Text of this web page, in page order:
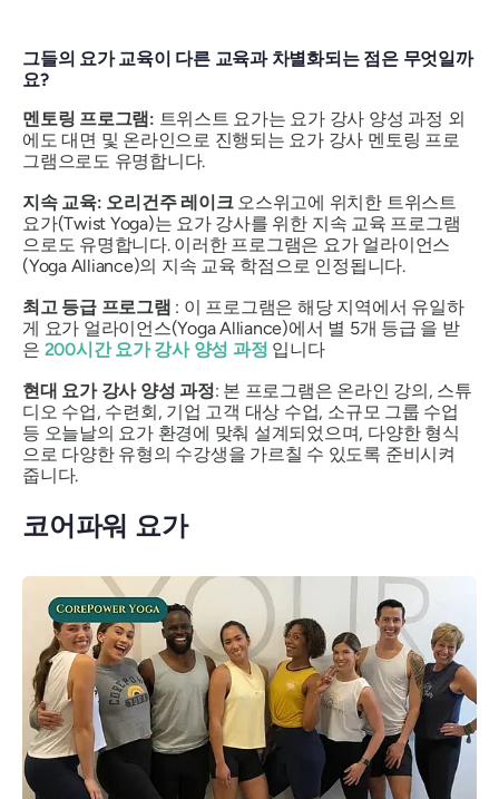
그들의 요가 교육이 다른 교육과 차별화되는 점은 무엇일까
요?
멘토링 프로그램: 트위스트 요가는 요가 강사 양성 과정 외
에도 대면 및 온라인으로 진행되는 요가 강사 멘토링 프로
그램으로도 유명합니다.
지속 교육: 오리건주 레이크오스위고에 위치한 트위스트
요가(Twist Yoga)는 요가 강사를 위한 지속 교육 프로그램
으로도 유명합니다. 이러한 프로그램은 요가 얼라이언스
(Yoga Alliance)의 지속 교육 학점으로 인정됩니다.
최고 등급 프로그램 : 이 프로그램은 해당 지역에서 유일하
게 요가 얼라이언스(Yoga Alliance)에서 별 5개 등급 을 받
은 200시간 요가 강사 양성 과정 입니다
현대 요가 강사 양성 과정: 본 프로그램은 온라인 강의, 스튜
디오 수업, 수련회, 기업 고객 대상 수업, 소규모 그룹 수업
등 오늘날의 요가 환경에 맞춰 설계되었으며, 다양한 형식
으로 다양한 유형의 수강생을 가르칠 수 있도록 준비시켜
줍니다.
코어파워 요가